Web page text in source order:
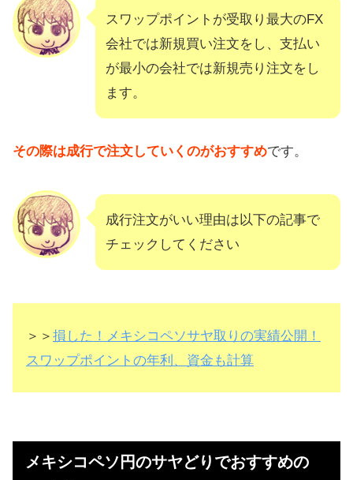
スワップポイントが受取り最大のFX
会社では新規買い注文をし、支払い
が最小の会社では新規売り注文をし
ます。
その際は成行で注文していくのがおすすめです。
成行注文がいい理由は以下の記事で
チェックしてください
＞＞ 損した！メキシコペソサヤ取りの実績公開！
スワップポイントの年利、資金も計算
メキシコペソ円のサヤどりでおすすめの